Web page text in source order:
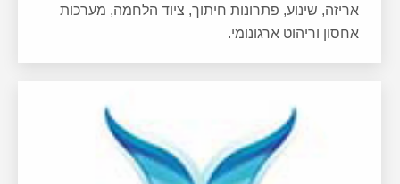
אריזה, שינוע, פתרונות חיתוך, ציוד הלחמה, מערכות
אחסון וריהוט ארגונומי.